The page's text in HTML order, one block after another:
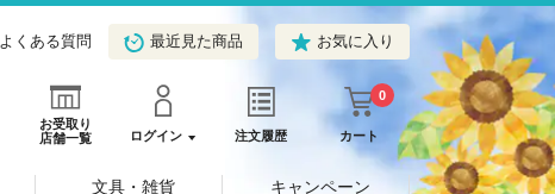
よくある質問 最近見た商品 お気に入り
お受取り
店舗一覧
ログイン 注文履歴 カート
0
文具・雑貨 キャンペーン